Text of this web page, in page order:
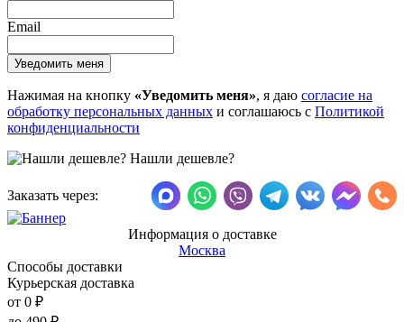
Email
Нажимая на кнопку «Уведомить меня», я даю согласие на
обработку персональных данных и соглашаюсь с Политикой
конфиденциальности
Нашли дешевле?
Заказать через:
Информация о доставке
Москва
Способы доставки
Курьерская доставка
от 0 ₽